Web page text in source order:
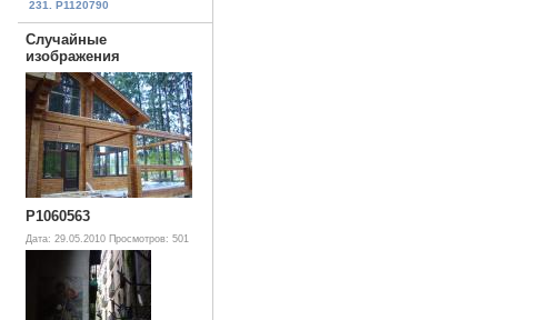
231. P1120790
Случайные
изображения
P1060563
Дата: 29.05.2010 Просмотров: 501